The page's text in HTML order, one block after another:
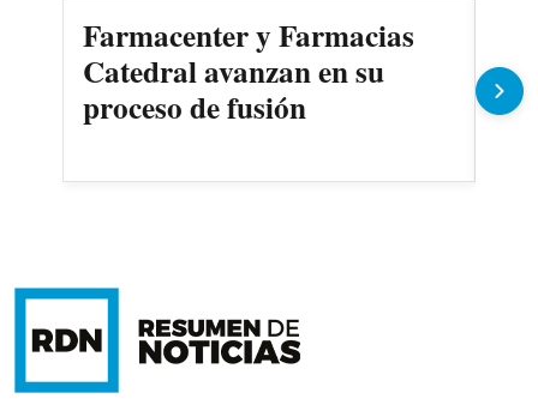
Farmacenter y Farmacias
Catedral avanzan en su
proceso de fusión